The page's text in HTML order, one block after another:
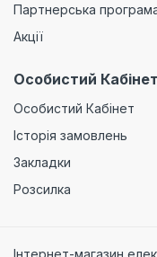
Партнерська
Акції
Особистий Кабінет
Особистий Кабінет
Історія замовлень
Закладки
Розсилка
Інтернет-магазин